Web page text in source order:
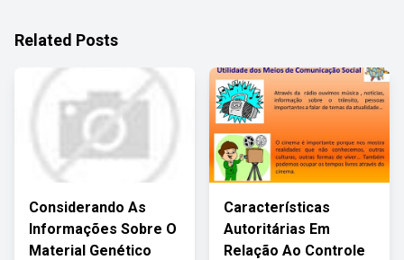
Related Posts
Considerando As
Informações Sobre O
Material Genético
Características
Autoritárias Em
Relação Ao Controle